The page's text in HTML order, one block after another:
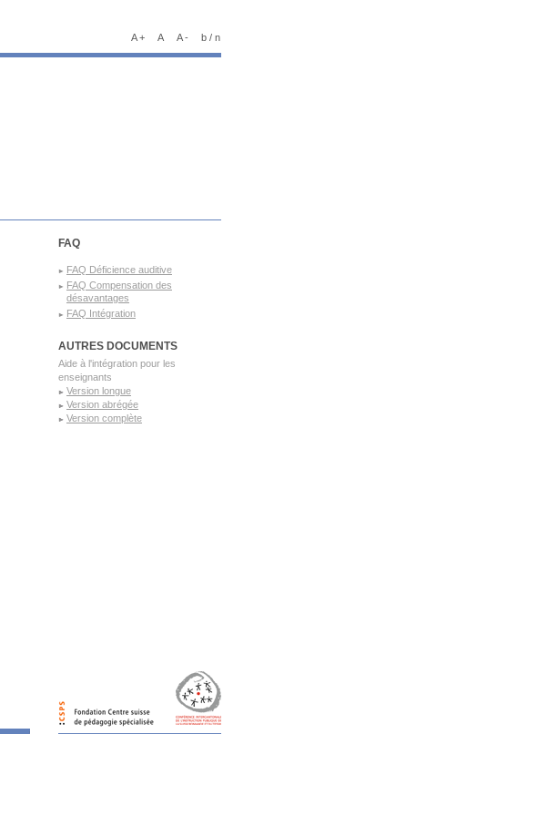
A + A A - b / n
FAQ
FAQ Déficience auditive
FAQ Compensation des
désavantages
FAQ Intégration
AUTRES DOCUMENTS
Aide à l'intégration pour les
enseignants
Version longue
Version abrégée
Version complète